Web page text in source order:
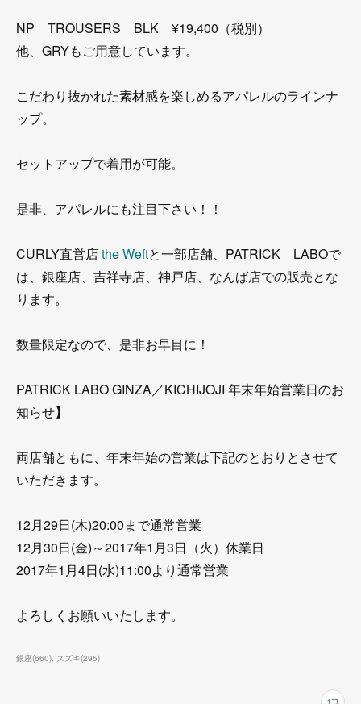
NP TROUSERS BLK ¥19,400（税別）
他、GRYもご用意しています。
こだわり抜かれた素材感を楽しめるアパレルのラインナ
ップ。
セットアップで着用が可能。
是非、アパレルにも注目下さい！！
CURLY直営店the Weftと一部店舗、PATRICK LABOで
は、銀座店、吉祥寺店、神戸店、なんば店での販売とな
ります。
数量限定なので、是非お早目に！
PATRICK LABO GINZA／KICHIJOJI 年末年始営業日のお
知らせ】
両店舗ともに、年末年始の営業は下記のとおりとさせて
いただきます。
12月29日(木)20:00まで通常営業
12月30日(金)～2017年1月3日（火）休業日
2017年1月4日(水)11:00より通常営業
よろしくお願いいたします。
銀座(660) スズキ(295)